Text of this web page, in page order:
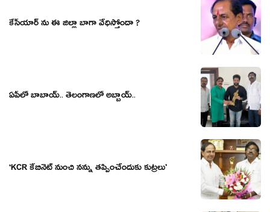
కేసీయార్ ను ఈ జిల్లా బాగా వేధిస్తోందా ?
ఏపీలో బాబాయ్.. తెలంగాణలో అబ్బాయ్..
‘KCR కేబినెట్ నుంచి న‌న్ను తప్పించేందుకు కుట్ర‌లు’